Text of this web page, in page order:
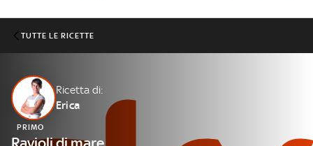
Cos’altro vedere:
PROGRAMMI SKY
Un mondo di offerte:
SKY.IT
TUTTE LE RICETTE
Ricetta di:
Erica
PRIMO